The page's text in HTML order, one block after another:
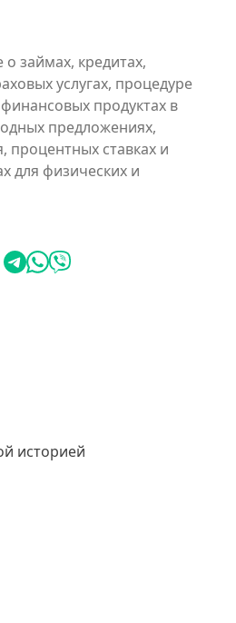
займах, кредитах,
услугах, процедуре
продуктах в
предложениях,
процентных ставках и
для физических и
историей